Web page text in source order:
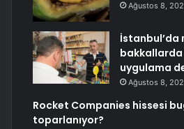
Ağustos 8,
İstanbul’da
bakkallarda
uygulama
Ağustos 8,
Rocket Companies hissesi
toparlanıyor?